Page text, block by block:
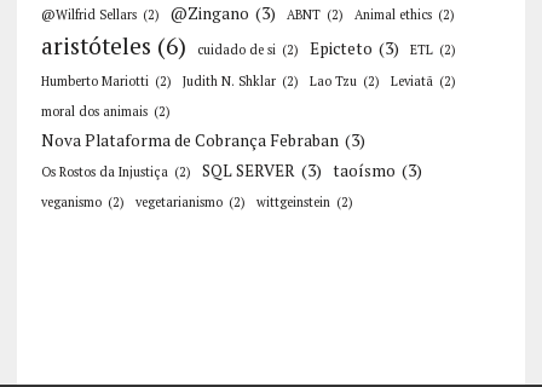
@Wilfrid Sellars (2) @Zingano (3) ABNT (2) Animal ethics (2)
aristóteles (6) cuidado de si (2) Epicteto (3) ETL (2)
Humberto Mariotti (2) Judith N. Shklar (2) Lao Tzu (2) Leviatã (2)
moral dos animais (2)
Nova Plataforma de Cobrança Febraban (3)
Os Rostos da Injustiça (2) SQL SERVER (3) taoísmo (3)
veganismo (2) vegetarianismo (2) wittgeinstein (2)